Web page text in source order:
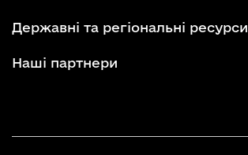
Державні та регіональні ресурси
Наші партнери